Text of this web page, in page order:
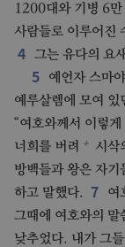
1200대와 기병 6
사람들로 이루어진
4 그는 유다의 요
5 예언자 스마
예루살렘에 모여 있
“여호와께서 이렇
너희를 버려 + 시삭
방백들과 왕은 자기
하고 말했다.
7
여
그때에 여호와의 말
낮추었다. 내가 그